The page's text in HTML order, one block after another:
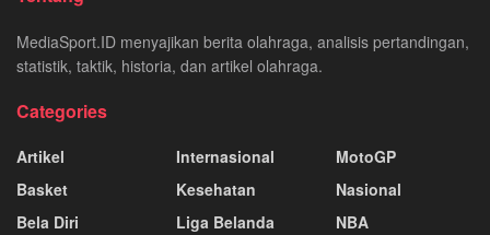
MediaSport.ID menyajikan berita olahraga, analisis pertandingan,
statistik, taktik, historia, dan artikel olahraga.
Categories
Artikel
Basket
Bela Diri
Internasional
Kesehatan
Liga Belanda
MotoGP
Nasional
NBA